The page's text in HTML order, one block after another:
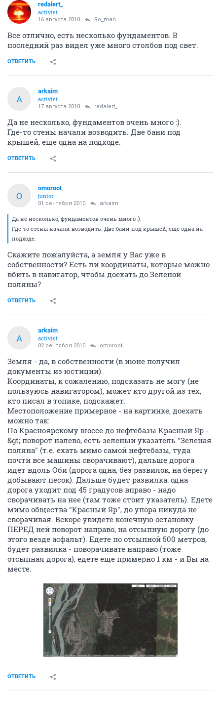
redalert_
activist
16 августа 2010 Ro_man
Все отлично, есть несколько фундаментов. В
последний раз видел уже много столбов под свет.
ОТВЕТИТЬ
A
arkaim
activist
17 августа 2010 redalert_
Да не несколько, фундаментов очень много :).
Где-то стены начали возводить. Две бани под
крышей, еще одна на подходе.
ОТВЕТИТЬ
O
omoroot
junior
01 сентября 2010 arkaim
Да не несколько, фундаментов очень много :).
Где-то стены начали возводить. Две бани под крышей, еще одна на
подходе.
Скажите пожалуйста, а земля у Вас уже в
собственности? Есть ли координаты, которые можно
вбить в навигатор, чтобы доехать до Зеленой
поляны?
ОТВЕТИТЬ
A
arkaim
activist
02 сентября 2010 omoroot
Земля - да, в собственности (в июне получил
документы из юстиции).
Координаты, к сожалению, подсказать не могу (не
пользуюсь навигатором), может кто другой из тех,
кто писал в топике, подскажет.
Местоположение примерное - на картинке, доехать
можно так:
По Красноярскому шоссе до нефтебазы Красный Яр -
&gt; поворот налево, есть зеленый указатель "Зеленая
поляна" (т.е. ехать мимо самой нефтебазы, туда
почти все машины сворачивают), дальше дорога
идет вдоль Оби (дорога одна, без развилок, на берегу
добывают песок). Дальше будет развилка: одна
дорога уходит под 45 градусов вправо - надо
сворачивать на нее (там тоже стоит указатель). Едете
мимо общества "Красный Яр", до упора никуда не
сворачивая. Вскоре увидете конечную остановку -
ПЕРЕД ней поворот направо, на отсыпную дорогу (до
этого везде асфальт). Едете по отсыпной 500 метров,
будет развилка - поворачивате направо (тоже
отсыпная дорога), едете еще примерно 1 км - и Вы на
месте.
ОТВЕТИТЬ